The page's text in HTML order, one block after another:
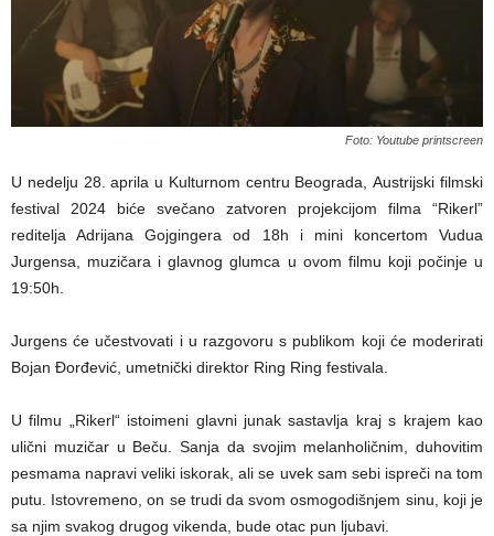
Foto: Youtube printscreen
U nedelju 28. aprila u Kulturnom centru Beograda, Austrijski filmski
festival 2024 biće svečano zatvoren projekcijom filma “Rikerl”
reditelja Adrijana Gojgingera od 18h i mini koncertom Vudua
Jurgensa, muzičara i glavnog glumca u ovom filmu koji počinje u
19:50h.
Jurgens će učestvovati i u razgovoru s publikom koji će moderirati
Bojan Đorđević, umetnički direktor Ring Ring festivala.
U filmu „Rikerl“ istoimeni glavni junak sastavlja kraj s krajem kao
ulični muzičar u Beču. Sanja da svojim melanholičnim, duhovitim
pesmama napravi veliki iskorak, ali se uvek sam sebi ispreči na tom
putu. Istovremeno, on se trudi da svom osmogodišnjem sinu, koji je
sa njim svakog drugog vikenda, bude otac pun ljubavi.